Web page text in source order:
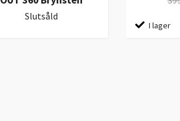
Slutsåld
I lager